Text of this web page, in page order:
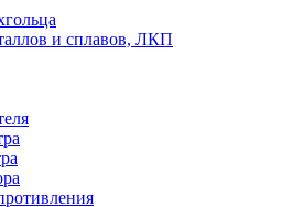
и сплавов, ЛКП